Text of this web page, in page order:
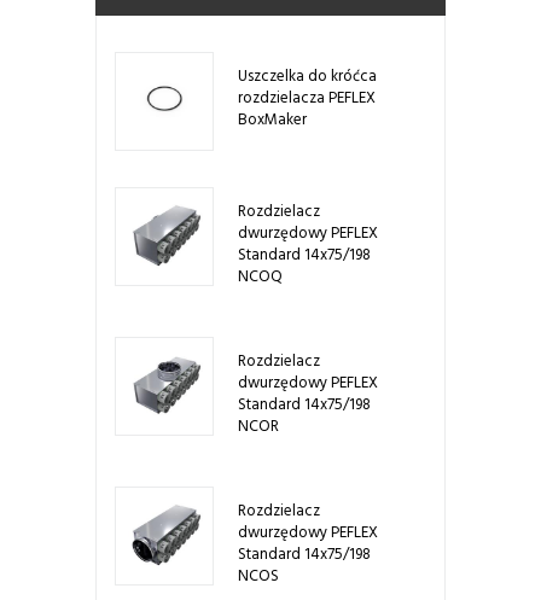
Uszczelka do króćca
rozdzielacza PEFLEX
BoxMaker
Rozdzielacz
dwurzędowy PEFLEX
Standard 14x75/198
NCOQ
Rozdzielacz
dwurzędowy PEFLEX
Standard 14x75/198
NCOR
Rozdzielacz
dwurzędowy PEFLEX
Standard 14x75/198
NCOS